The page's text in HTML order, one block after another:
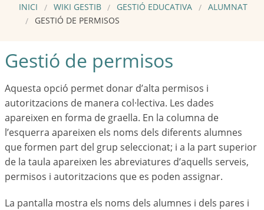
INICI WIKI GESTIB GESTIÓ EDUCATIVA
ALUMNAT
GESTIÓ DE PERMISOS
Gestió de permisos
Aquesta opció permet donar d’alta permisos i
autoritzacions de manera col·lectiva. Les dades
apareixen en forma de graella. En la columna de
l’esquerra apareixen els noms dels diferents alumnes
que formen part del grup seleccionat; i a la part superior
de la taula apareixen les abreviatures d’aquells serveis,
permisos i autoritzacions que es poden assignar.
La pantalla mostra els noms dels alumnes i dels pares i